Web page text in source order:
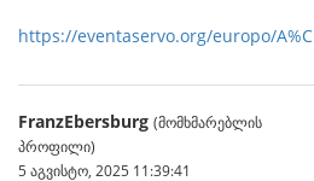
https://eventaservo.org/europo/
FranzEbersburg (მომხმარებლის
პროფილი)
5 აგვისტო, 2025 11:39:41